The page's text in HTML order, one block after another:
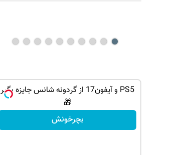
از روش
PS5 و آیفون17 از گردونه شانس جایزه بگیر
🎁
بچرخونش